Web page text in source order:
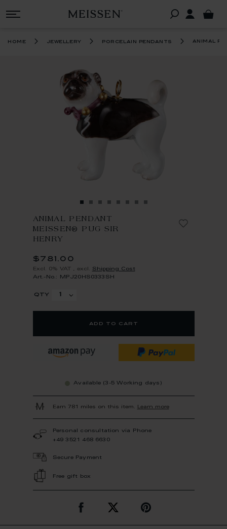
home jewellery porcelain pendants animal
ANIMAL PENDANT
MEISSEN® PUG SIR
HENRY
$781.00
Excl. 0% VAT excl. Shipping Cost
Art.-No.: MPJ20HS0333SH
qty
add to cart
Available (3-5 Working days)
Earn 781 miles on this item. Learn more
Personal consultation via Phone
+49 3521 468 6630
Secure Payment
Free gift box